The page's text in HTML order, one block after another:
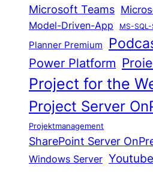
Microsoft Teams
Model-Driven-App MS-
Planner Premium
Power Platform
Project for the
Project Server
Projektmanagement
SharePoint Server
Windows Server Youtube